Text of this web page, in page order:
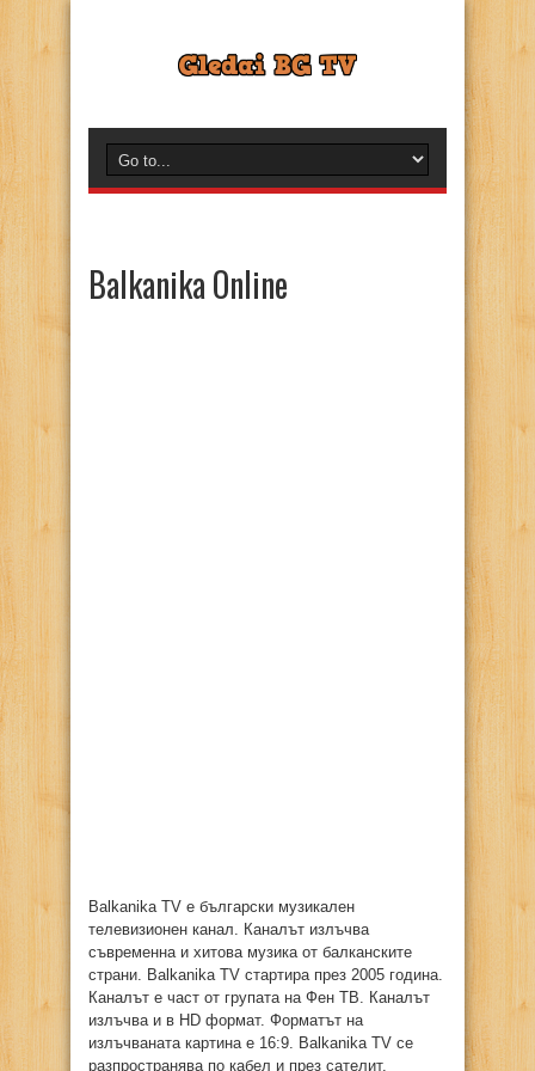
Balkanika Online
Balkanika TV е български музикален
телевизионен канал. Каналът излъчва
съвременна и хитова музика от балканските
страни. Balkanika TV стартира през 2005 година.
Каналът е част от групата на Фен ТВ. Каналът
излъчва и в HD формат. Форматът на
излъчваната картина е 16:9. Balkanika TV се
разпространява по кабел и през сателит.